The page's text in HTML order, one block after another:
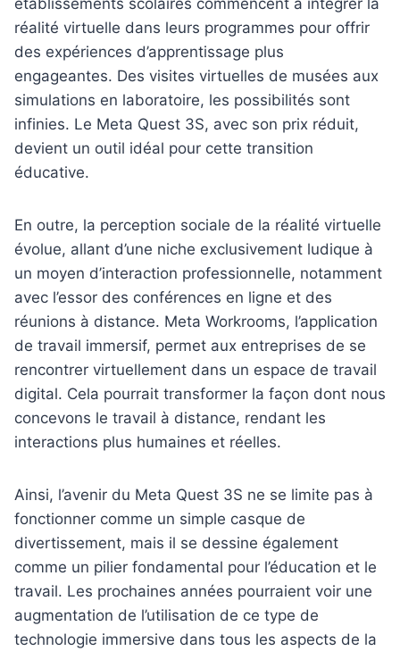
établissements scolaires commencent à intégrer la
réalité virtuelle dans leurs programmes pour offrir
des expériences d’apprentissage plus
engageantes. Des visites virtuelles de musées aux
simulations en laboratoire, les possibilités sont
infinies. Le Meta Quest 3S, avec son prix réduit,
devient un outil idéal pour cette transition
éducative.
En outre, la perception sociale de la réalité virtuelle
évolue, allant d’une niche exclusivement ludique à
un moyen d’interaction professionnelle, notamment
avec l’essor des conférences en ligne et des
réunions à distance. Meta Workrooms, l’application
de travail immersif, permet aux entreprises de se
rencontrer virtuellement dans un espace de travail
digital. Cela pourrait transformer la façon dont nous
concevons le travail à distance, rendant les
interactions plus humaines et réelles.
Ainsi, l’avenir du Meta Quest 3S ne se limite pas à
fonctionner comme un simple casque de
divertissement, mais il se dessine également
comme un pilier fondamental pour l’éducation et le
travail. Les prochaines années pourraient voir une
augmentation de l’utilisation de ce type de
technologie immersive dans tous les aspects de la